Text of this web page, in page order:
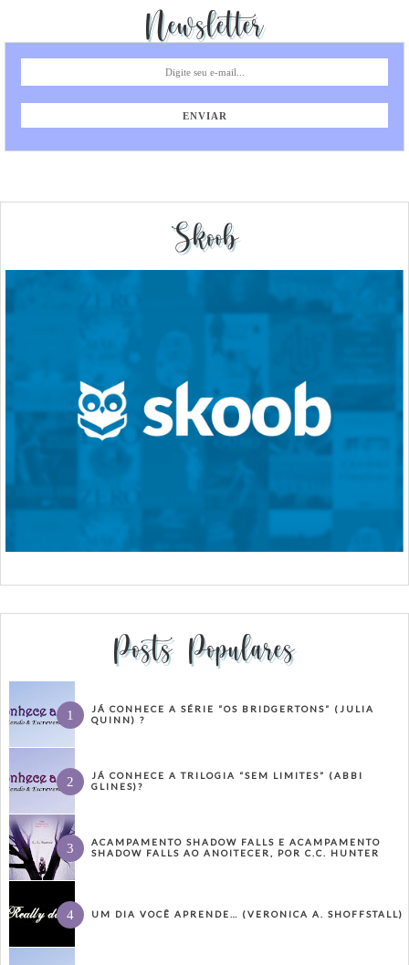
Newsletter
Skoob
Posts Populares
JÁ CONHECE A SÉRIE “OS BRIDGERTONS” (JULIA
QUINN) ?
JÁ CONHECE A TRILOGIA “SEM LIMITES” (ABBI
GLINES)?
ACAMPAMENTO SHADOW FALLS E ACAMPAMENTO
SHADOW FALLS AO ANOITECER, POR C.C. HUNTER
UM DIA VOCÊ APRENDE… (VERONICA A. SHOFFSTALL)